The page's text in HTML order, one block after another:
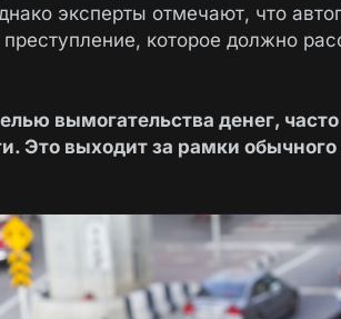
эксперты отмечают, что
которое должно
вымогательства денег, часто
Это выходит за рамки